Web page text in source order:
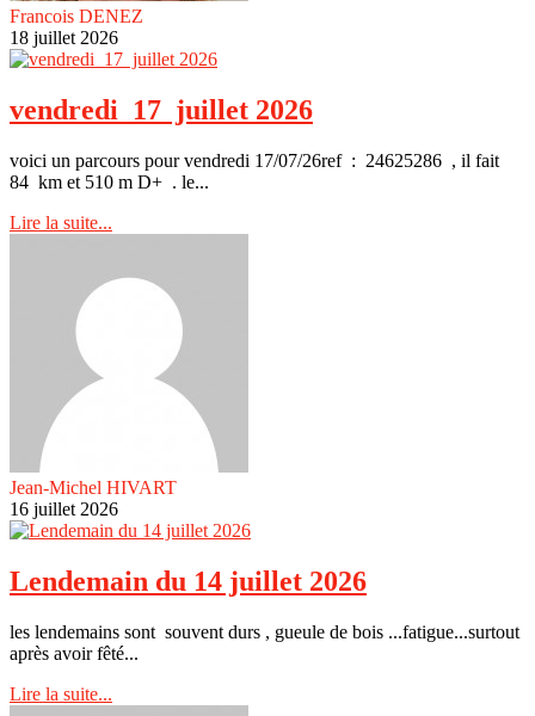
Francois DENEZ
18 juillet 2026
vendredi 17 juillet 2026
voici un parcours pour vendredi 17/07/26ref : 24625286 , il fait
84 km et 510 m D+ . le...
Lire la suite...
Jean-Michel HIVART
16 juillet 2026
Lendemain du 14 juillet 2026
les lendemains sont souvent durs , gueule de bois ...fatigue...surtout
après avoir fêté...
Lire la suite...